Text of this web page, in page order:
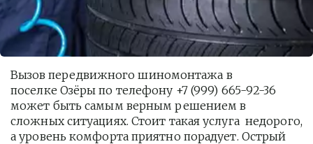
Вызов передвижного шиномонтажа в
поселке Озёры по телефону +7 (999) 665-92-36
может быть самым верным решением в
сложных ситуациях. Стоит такая услуга  недорого,
а уровень комфорта приятно порадует. Острый